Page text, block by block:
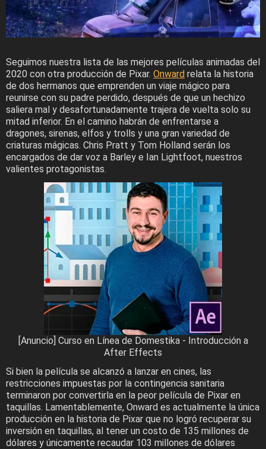
Seguimos nuestra lista de las mejores películas animadas del
2020 con otra producción de Pixar. Onward relata la historia
de dos hermanos que emprenden un viaje mágico para
reunirse con su padre perdido, después de que un hechizo
saliera mal y desafortunadamente trajera de vuelta solo su
mitad inferior. En el camino habrán de enfrentarse a
dragones, sirenas, elfos y trolls y una gran variedad de
criaturas mágicas. Chris Pratt y Tom Holland serán los
encargados de dar voz a Barley e Ian Lightfoot, nuestros
valientes protagonistas.
[Anuncio] Curso en Línea de Domestika - Introducción a
After Effects
Si bien la película se alcanzó a lanzar en cines, las
restricciones impuestas por la contingencia sanitaria
terminaron por convertirla en la peor película de Pixar en
taquillas. Lamentablemente, Onward es actualmente la única
producción en la historia de Pixar que no logró recuperar su
inversión en taquillas, al tener un costo de 135 millones de
dólares y únicamente recaudar 103 millones de dólares